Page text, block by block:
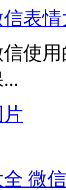
表情
使
微